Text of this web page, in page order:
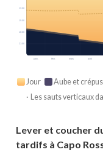
janv. févr. mars avril
12:00
15:00
18:00
21:00
Jour Aube et
· Les sauts verticaux
Lever et coucher
tardifs à Capo